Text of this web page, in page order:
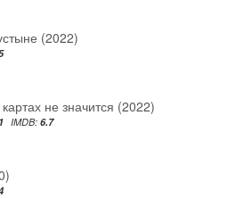
(2022)
не значится (2022)
IMDB: 6.7